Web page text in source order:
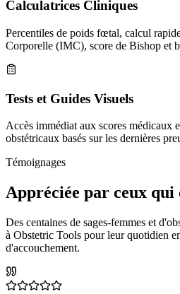
Calculatrices Cliniques
Percentiles de poids fœtal, calcul
Corporelle (IMC), score de Bishop et
Tests et Guides Visuels
Accès immédiat aux scores médicaux
obstétricaux basés sur les dernières
Témoignages
Appréciée par ceux qui
Des centaines de sages-femmes et
à Obstetric Tools pour leur quotidien
d'accouchement.